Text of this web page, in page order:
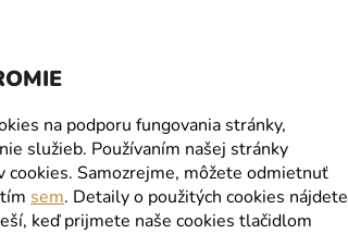
na podporu fungovania stránky,
služieb. Používaním našej stránky
cookies. Samozrejme, môžete odmietnuť
sem. Detaily o použitých cookies nájdete
keď prijmete naše cookies tlačidlom